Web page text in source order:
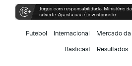
Futebol Internacional Mercado da
Basticast Resultados